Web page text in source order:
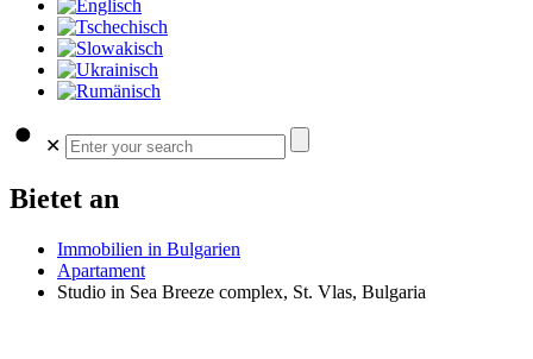
✕
Bietet an
Immobilien in Bulgarien
Apartament
Studio in Sea Breeze complex, St. Vlas, Bulgaria